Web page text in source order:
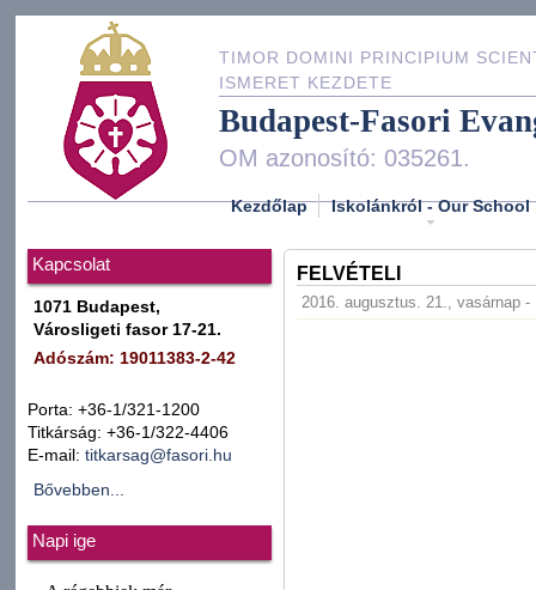
TIMOR DOMINI PRINCIPIUM
ISMERET KEZDETE
Budapest-Fasori
OM azonosító: 035261.
Kezdőlap Iskolánkról - Our School
Kapcsolat
1071 Budapest,
Városligeti fasor 17-21.
Adószám: 19011383-2-42
Porta: +36-1/321-1200
Titkárság: +36-1/322-4406
E-mail: titkarsag@fasori.hu
Bővebben...
Napi ige
FELVÉTELI
2016. augusztus. 21., vasárnap -